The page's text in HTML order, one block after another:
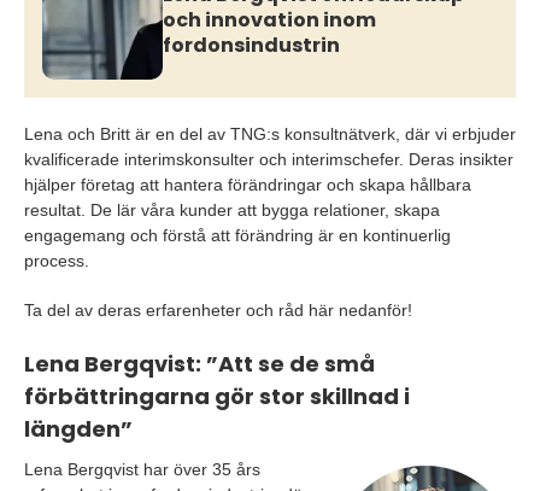
och innovation inom
fordonsindustrin
Lena och Britt är en del av TNG:s konsultnätverk, där vi erbjuder
kvalificerade interimskonsulter och interimschefer. Deras insikter
hjälper företag att hantera förändringar och skapa hållbara
resultat. De lär våra kunder att bygga relationer, skapa
engagemang och förstå att förändring är en kontinuerlig
process.
Ta del av deras erfarenheter och råd här nedanför!
Lena Bergqvist: ”Att se de små
förbättringarna gör stor skillnad i
längden”
Lena Bergqvist har över 35 års